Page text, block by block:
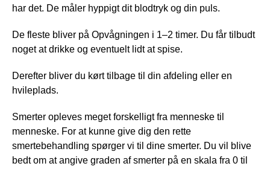
har det. De måler hyppigt dit blodtryk og din puls.
De fleste bliver på Opvågningen i 1–2 timer. Du får tilbudt
noget at drikke og eventuelt lidt at spise.
Derefter bliver du kørt tilbage til din afdeling eller en
hvileplads.
Smerter opleves meget forskelligt fra menneske til
menneske. For at kunne give dig den rette
smertebehandling spørger vi til dine smerter. Du vil blive
bedt om at angive graden af smerter på en skala fra 0 til